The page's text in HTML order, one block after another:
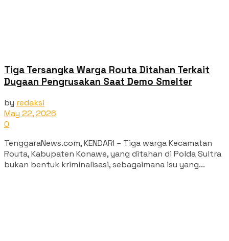
Tiga Tersangka Warga Routa Ditahan Terkait
Dugaan Pengrusakan Saat Demo Smelter
by redaksi
May 22, 2026
0
TenggaraNews.com, KENDARI – Tiga warga Kecamatan
Routa, Kabupaten Konawe, yang ditahan di Polda Sultra
bukan bentuk kriminalisasi, sebagaimana isu yang...